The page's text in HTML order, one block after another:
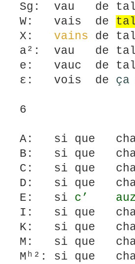
Sg: vau de
W: vais de
X: vains de
a²: vau de
e: vauc de
ε: vois de ça
6
A: si que
B: si que
C: si que
D: si que
E: si c’
I: si que
K: si que
M: si que
Mʰ²: si que